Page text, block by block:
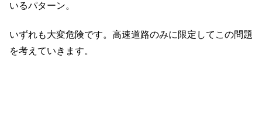
いるパターン。
いずれも大変危険です。高速道路のみに限定してこの問題
を考えていきます。